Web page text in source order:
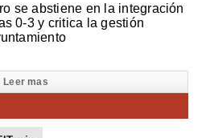
se abstiene en la integración
0-3 y critica la gestión
Leer mas